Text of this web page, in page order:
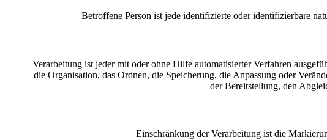
Betroffene Person ist jede identifizierte oder identifizierbare
Verarbeitung ist jeder mit oder ohne Hilfe automatisierter Verfahren
die Organisation, das Ordnen, die Speicherung, die Anpassung oder
der Bereitstellung, den
Einschränkung der Verarbeitung ist die